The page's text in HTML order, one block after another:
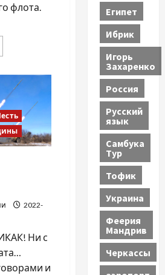
флота.
2022-
Ни с
и
Египет
Ибрик
Игорь
Захаренко
Россия
Русский
язык
Самбука
Тур
Тофик
Украина
Феерия
Мандрив
Черкассы